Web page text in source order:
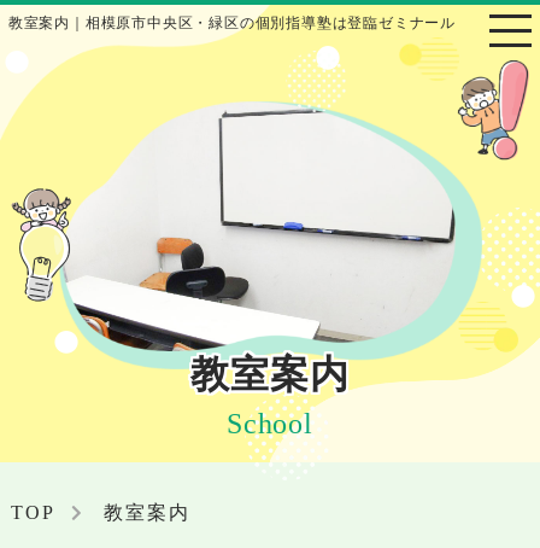
教室案内｜相模原市中央区・緑区の個別指導塾は登臨ゼミナール
教室案内
School
TOP 教室案内